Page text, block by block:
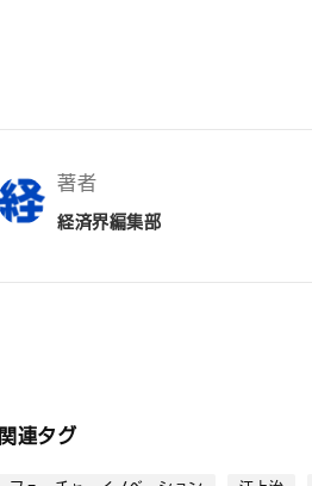
著者
経済界編集部
関連タグ